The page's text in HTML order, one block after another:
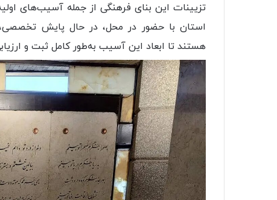
تزیینات این بنای فرهنگی از جمله آسیب‌های
استان با حضور در محل، در حال پایش
هستند تا ابعاد این آسیب به‌طور کامل ثبت و